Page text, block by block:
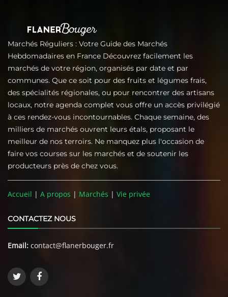
Marchés Réguliers : Votre Guide des Marchés
Hebdomadaires en France Découvrez facilement les
marchés de votre région, organisés par date et par
communes. Que ce soit pour des fruits et légumes frais,
des spécialités régionales, ou pour rencontrer des artisans
locaux, notre agenda complet vous offre un accès privilégié
à ces rendez-vous incontournables. Chaque semaine, des
milliers de marchés ouvrent leurs étals, proposant le
meilleur de nos terroirs. Ne manquez plus l'occasion de
faire vos courses sur les marchés et de soutenir les
producteurs près de chez vous.
Accueil | A propos | Marchés | Vie privée
CONTACTEZ NOUS
Email: contact@flanerbouger.fr